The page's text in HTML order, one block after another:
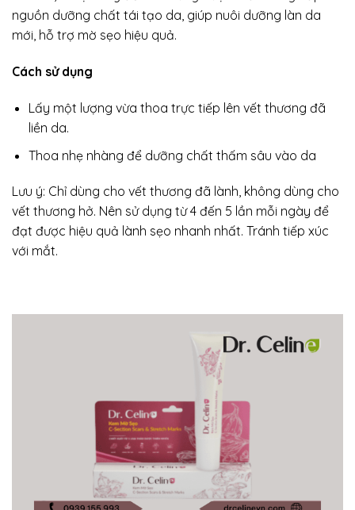
nguồn dưỡng chất tái tạo da, giúp nuôi dưỡng làn da
mới, hỗ trợ mờ sẹo hiệu quả.
Cách sử dụng
Lấy một lượng vừa thoa trực tiếp lên vết thương đã
liền da.
Thoa nhẹ nhàng để dưỡng chất thấm sâu vào da
Lưu ý: Chỉ dùng cho vết thương đã lành, không dùng cho
vết thương hở. Nên sử dụng từ 4 đến 5 lần mỗi ngày để
đạt được hiệu quả lành sẹo nhanh nhất. Tránh tiếp xúc
với mắt.